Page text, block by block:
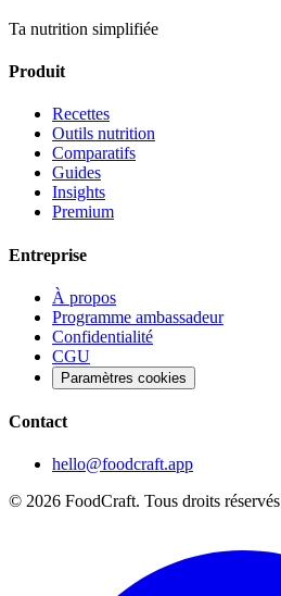
Ta nutrition simplifiée
Produit
Recettes
Outils nutrition
Comparatifs
Guides
Insights
Premium
Entreprise
À propos
Programme ambassadeur
Confidentialité
CGU
Paramètres cookies
Contact
hello@foodcraft.app
© 2026 FoodCraft. Tous droits réservés